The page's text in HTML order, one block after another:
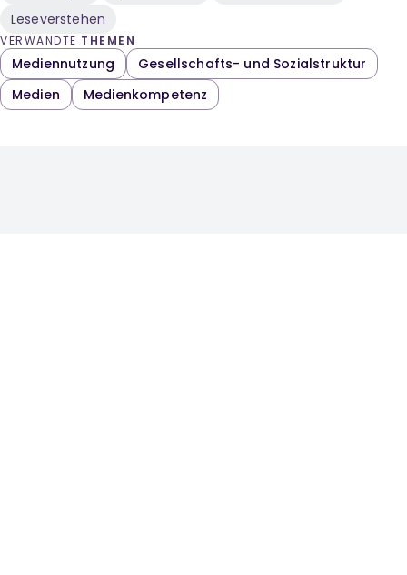
Informieren, Jugend und
Medien, Wissenschaft und
Technik, Planen von Texten
(z.B. Recherche im
Internet), Suchen von
Informationen in Medien,
Leseverstehen
VERWANDTE THEMEN
Mediennutzung
Gesellschafts- und Sozialstruktur
Medien
Medienkompetenz